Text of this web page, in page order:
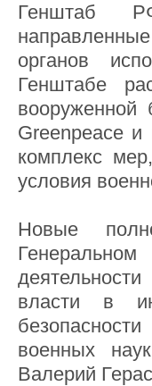
Генштаб
органов
Генштабе
вооруженной
Greenpeace
комплекс
условия
Новые
власти в
военных
Валерий